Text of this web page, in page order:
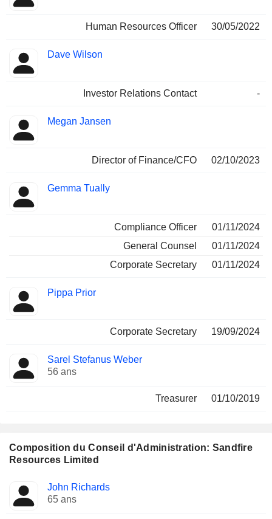
Human Resources Officer 30/05/2022
Dave Wilson
Investor Relations Contact -
Megan Jansen
Director of Finance/CFO 02/10/2023
Gemma Tually
Compliance Officer
01/11/2024
General Counsel
01/11/2024
Corporate Secretary
01/11/2024
Pippa Prior
Corporate Secretary 19/09/2024
Sarel Stefanus Weber
56 ans
Treasurer 01/10/2019
Composition du Conseil d'Administration: Sandfire
Resources Limited
Administrateur Comités
John Richards
65 ans